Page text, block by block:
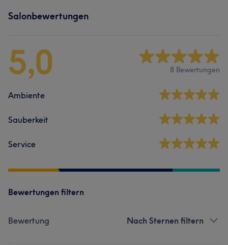
Salonbewertungen
5,0 8 Bewertungen
Ambiente
Sauberkeit
Service
Bewertungen filtern
Bewertung Nach Sternen filtern